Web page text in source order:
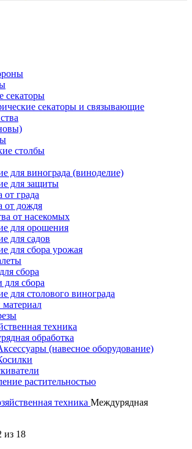
секаторы
секаторы и связывающие
столбы
для винограда (виноделие)
для защиты
от града
от дождя
от насекомых
для орошения
для садов
для сбора урожая
сбора
сбора
для столового винограда
техника
обработка
(навесное оборудование)
растительностью
техника Междурядная
из 18